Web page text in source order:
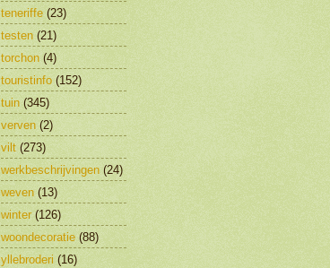
teneriffe (23)
testen (21)
torchon (4)
touristinfo (152)
tuin (345)
verven (2)
vilt (273)
werkbeschrijvingen (24)
weven (13)
winter (126)
woondecoratie (88)
yllebroderi (16)